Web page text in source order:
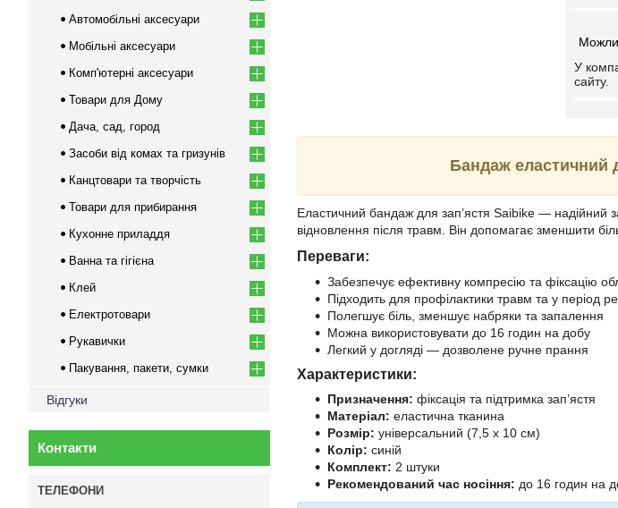
У
сайту.
Бандаж еластичний
Еластичний бандаж для зап’ястя Saibike — надійний
відновлення після травм. Він допомагає зменшити
Переваги:
Забезпечує ефективну компресію та фіксацію
Підходить для профілактики травм та у період
Полегшує біль, зменшує набряки та запалення
Можна використовувати до 16 годин на добу
Легкий у догляді — дозволене ручне прання
Характеристики:
Призначення: фіксація та підтримка зап’ястя
Матеріал: еластична тканина
Розмір: універсальний (7,5 х 10 см)
Колір: синій
Комплект: 2 штуки
Рекомендований час носіння: до 16 годин на
Автомобільні аксесуари
Мобільні аксесуари
Комп'ютерні аксесуари
Товари для Дому
Дача, сад, город
Засоби від комах та гризунів
Канцтовари та творчість
Товари для прибирання
Кухонне приладдя
Ванна та гігієна
Клей
Електротовари
Рукавички
Пакування, пакети, сумки
Відгуки
Контакти